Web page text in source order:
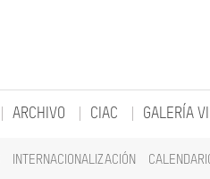
INTERNACIONALIZACIÓN
ARCHIVO CIAC GALERÍA